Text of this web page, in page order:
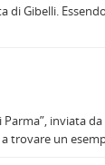
di Gibelli.
inviata
trovare un